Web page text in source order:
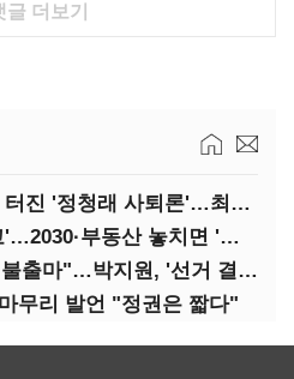
글 더보기
"당권은 짧다" 광주서 터진 '정청래 사퇴론'…최고위 '아수라장'
서울시장 선거의 '경고'…2030·부동산 놓치면 '총선도 대선도' 패배
"지도부 사퇴, 정청래 불출마"…박지원, '선거 결과 책임' 강조
무리 발언 "정권은 짧다"